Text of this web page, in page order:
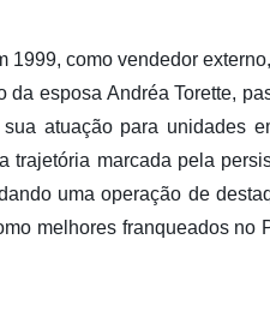
como vendedor
esposa Andréa Torette,
atuação para unidades
trajetória marcada pela
uma operação de
melhores franqueados no